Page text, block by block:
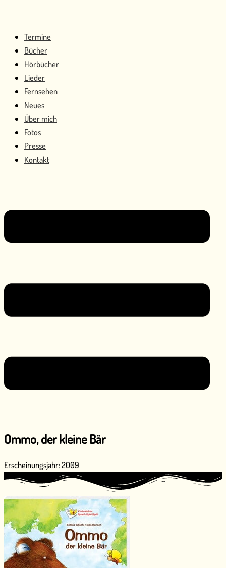
Termine
Bücher
Hörbücher
Lieder
Fernsehen
Neues
Über mich
Fotos
Presse
Kontakt
Ommo, der kleine Bär
Erscheinungsjahr: 2009